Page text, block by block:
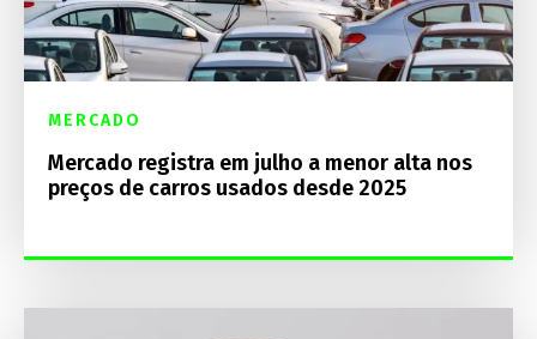
MERCADO
Mercado registra em julho a menor alta nos
preços de carros usados desde 2025